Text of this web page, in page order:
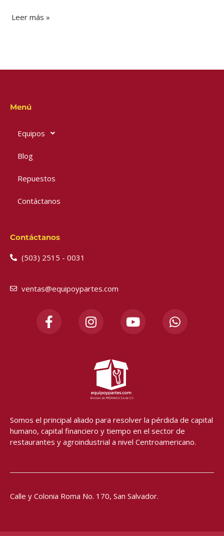
Leer más »
Menú
Equipos
Blog
Repuestos
Contáctanos
Contáctanos
(503) 2515 - 0031
ventas@equipoypartes.com
a
f
n
a
g
a
o h
Somos el principal aliado para resolver la pérdida de capital
humano, capital financiero y tiempo en el sector de
restaurantes y agroindustrial a nivel Centroamericano.
Calle y Colonia Roma No. 170, San Salvador.